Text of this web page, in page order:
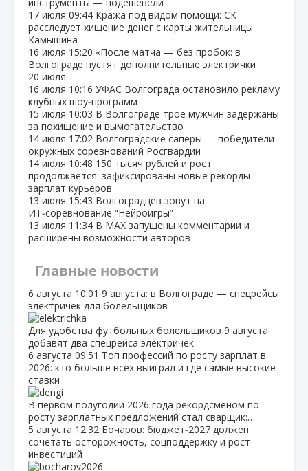
17 июля 09:44 Кража под видом помощи: СК
расследует хищение денег с карты жительницы
Камышина
16 июля 15:20 «После матча — без пробок: в
Волгограде пустят дополнительные электрички
20 июля
16 июля 10:16 УФАС Волгограда остановило рекламу
клубных шоу‑программ
15 июля 10:03 В Волгограде трое мужчин задержаны
за похищение и вымогательство
14 июля 17:02 Волгоградские сапёры — победители
окружных соревнований Росгвардии
14 июля 10:48 150 тысяч рублей и рост
продолжается: зафиксированы новые рекорды
зарплат курьеров
13 июля 15:43 Волгоградцев зовут на
ИТ‑соревнование “Нейроигры”
13 июля 11:34 В МАХ запущены комментарии и
расширены возможности авторов
Главные новости
6 августа 10:01 9 августа: в Волгограде — спецрейсы
электричек для болельщиков
Для удобства футбольных болельщиков 9 августа
добавят два спецрейса электричек.
6 августа 09:51 Топ профессий по росту зарплат в
2026: кто больше всех выиграл и где самые высокие
ставки
В первом полугодии 2026 года рекордсменом по
росту зарплатных предложений стал сварщик:…
5 августа 12:32 Бочаров: бюджет‑2027 должен
сочетать осторожность, соцподдержку и рост
инвестиций